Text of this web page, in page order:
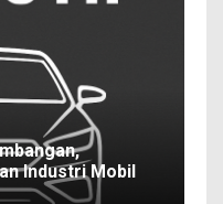
Industri Mobil